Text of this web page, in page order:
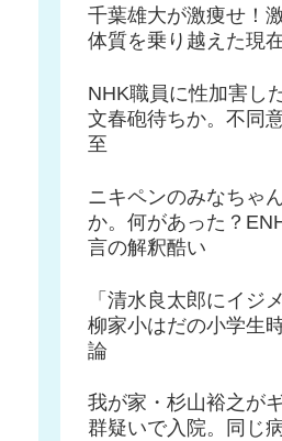
千葉雄大が激痩せ！
体質を乗り越えた現
NHK職員に性加害し
文春砲待ちか。不同
至
ニキペンのみなちゃ
か。何があった？
言の解釈酷い
「清水良太郎にイジ
柳家小はだの小学生
論
我が家・杉山裕之が
群疑いで入院。同じ